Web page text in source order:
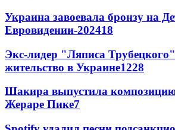
Украина завоевала бронзу на
Евровидении-202418
Экс-лидер "Ляписа
жительство в Украине1228
Шакира выпустила
Жераре Пике7